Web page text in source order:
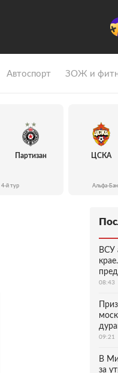
Автоспорт ЗОЖ и
Партизан
4-й тур
ЦСКА
Альфа-
ВСУ
08:43
09:21
В
за